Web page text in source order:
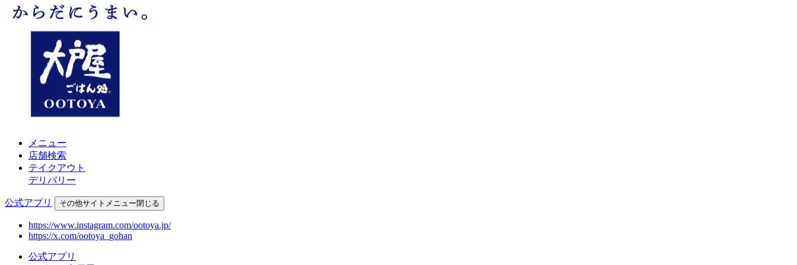
メニュー
店舗検索
テイクアウト
デリバリー
公式アプリ その他サイトメニュー閉じる
https://www.instagram.com/ootoya.jp/
https://x.com/ootoya_gohan
公式アプリ